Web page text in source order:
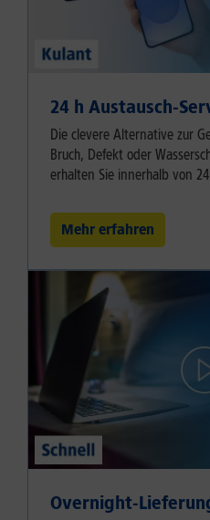
24 h Austausch-
Die clevere Alternative zur
Bruch, Defekt oder
erhalten Sie innerhalb von
Mehr erfahren
Overnight-